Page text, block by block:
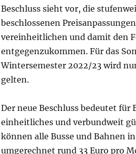
Beschluss sieht vor, die
beschlossenen
vereinheitlichen und damit den
entgegenzukommen. Für das
Wintersemester 2022/23 wird
gelten.
Der neue Beschluss bedeutet
einheitliches und verbundweit
können alle Busse und Bahnen
umgerechnet rund 33 Euro pro